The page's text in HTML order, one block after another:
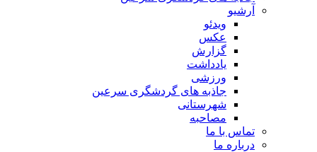
آرشیو
ویدئو
عکس
گزارش
یادداشت
ورزشی
جاذبه های گردشگری سرعین
شهرستانی
مصاحبه
تماس با ما
درباره ما